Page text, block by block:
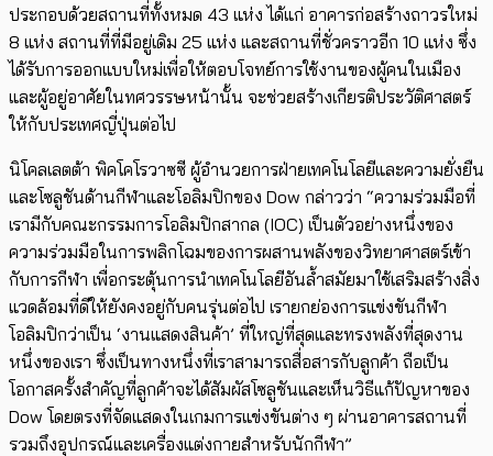
ประกอบด้วยสถานที่ทั้งหมด 43 แห่ง ได้แก่ อาคารก่อสร้างถาวรใหม่
8 แห่ง สถานที่ที่มีอยู่เดิม 25 แห่ง และสถานที่ชั่วคราวอีก 10 แห่ง ซึ่ง
ได้รับการออกแบบใหม่เพื่อให้ตอบโจทย์การใช้งานของผู้คนในเมือง
และผู้อยู่อาศัยในทศวรรษหน้านั้น จะช่วยสร้างเกียรติประวัติศาสตร์
ให้กับประเทศญี่ปุ่นต่อไป
นิโคลเลตต้า พิคโคโรวาซซี ผู้อำนวยการฝ่ายเทคโนโลยีและความยั่งยืน
และโซลูชันด้านกีฬาและโอลิมปิกของ Dow กล่าวว่า “ความร่วมมือที่
เรามีกับคณะกรรมการโอลิมปิกสากล (IOC) เป็นตัวอย่างหนึ่งของ
ความร่วมมือในการพลิกโฉมของการผสานพลังของวิทยาศาสตร์เข้า
กับการกีฬา เพื่อกระตุ้นการนำเทคโนโลยีอันล้ำสมัยมาใช้เสริมสร้างสิ่ง
แวดล้อมที่ดีให้ยังคงอยู่กับคนรุ่นต่อไป เรายกย่องการแข่งขันกีฬา
โอลิมปิกว่าเป็น ‘งานแสดงสินค้า’ ที่ใหญ่ที่สุดและทรงพลังที่สุดงาน
หนึ่งของเรา ซึ่งเป็นทางหนึ่งที่เราสามารถสื่อสารกับลูกค้า ถือเป็น
โอกาสครั้งสำคัญที่ลูกค้าจะได้สัมผัสโซลูชันและเห็นวิธีแก้ปัญหาของ
Dow โดยตรงที่จัดแสดงในเกมการแข่งขันต่าง ๆ ผ่านอาคารสถานที่
รวมถึงอุปกรณ์และเครื่องแต่งกายสำหรับนักกีฬา”